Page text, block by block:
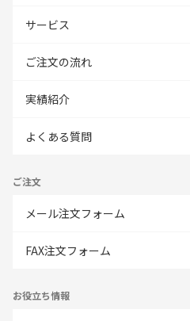
サービス
ご注文の流れ
実績紹介
よくある質問
ご注文
メール注文フォーム
FAX注文フォーム
お役立ち情報